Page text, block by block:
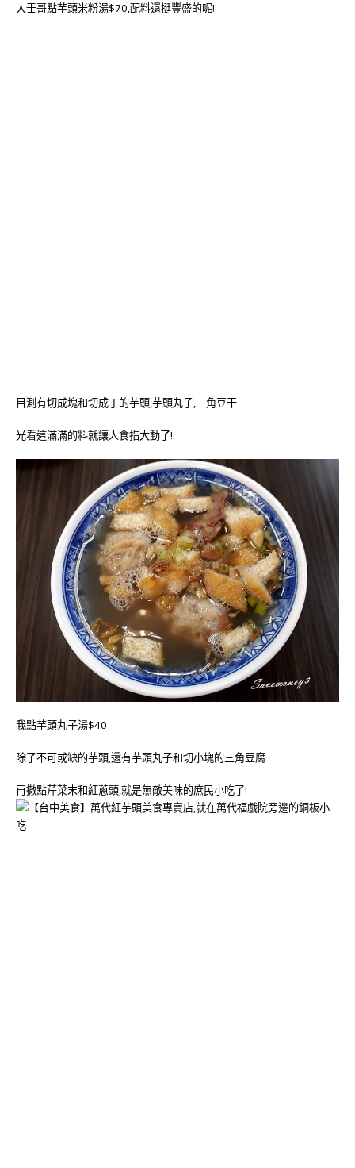
大壬哥點芋頭米粉湯$70,配料還挺豐盛的呢!
目測有切成塊和切成丁的芋頭,芋頭丸子,三角豆干
光看這滿滿的料就讓人食指大動了!
我點芋頭丸子湯$40
除了不可或缺的芋頭,還有芋頭丸子和切小塊的三角豆腐
再撒點芹菜末和紅蔥頭,就是無敵美味的庶民小吃了!